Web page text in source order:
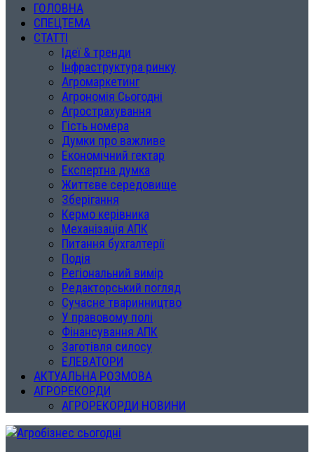
ГОЛОВНА
СПЕЦТЕМА
СТАТТІ
Ідеї & тренди
Інфраструктура ринку
Агромаркетинг
Агрономія Сьогодні
Агрострахування
Гість номера
Думки про важливе
Економічний гектар
Експертна думка
Життєве середовище
Зберігання
Кермо керівника
Механізація АПК
Питання бухгалтерії
Подія
Регіональний вимір
Редакторський погляд
Сучасне тваринництво
У правовому полі
Фінансування АПК
Заготівля силосу
ЕЛЕВАТОРИ
АКТУАЛЬНА РОЗМОВА
АГРОРЕКОРДИ
АГРОРЕКОРДИ НОВИНИ